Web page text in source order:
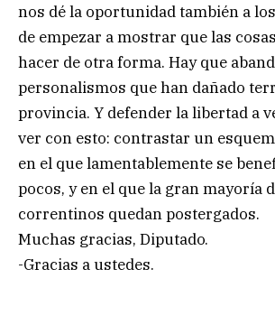
nos dé la oportunidad también a
de empezar a mostrar que las
hacer de otra forma. Hay que
personalismos que han dañado
provincia. Y defender la libertad a
ver con esto: contrastar un
en el que lamentablemente se
pocos, y en el que la gran mayoría
correntinos quedan postergados.
Muchas gracias, Diputado.
-Gracias a ustedes.